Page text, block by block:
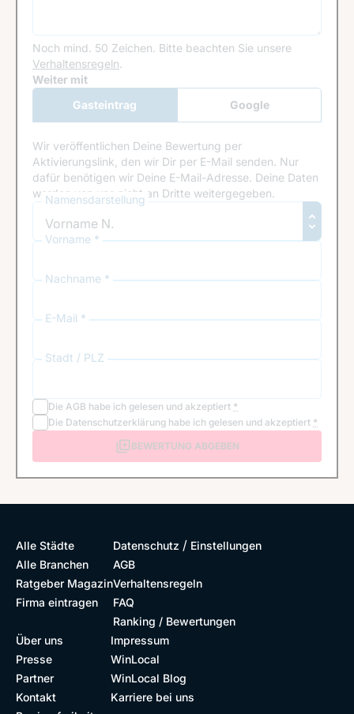
Noch mind. 50 Zeichen. Bitte beachten Sie unsere
Verhaltensregeln.
Google Recaptcha
Weiter mit
Gasteintrag
Google
Anmeldung
Wir veröffentlichen Deine Bewertung per
Aktivierungslink, den wir Dir per E-Mail senden. Nur
dafür benötigen wir Deine E-Mail-Adresse. Deine Daten
werden von uns nicht an Dritte weitergegeben.
Namensdarstellung
Vorname *
Nachname *
E-Mail *
Stadt / PLZ
Die AGB habe ich gelesen und akzeptiert *
Die Datenschutzerklärung habe ich gelesen und akzeptiert *
BEWERTUNG ABGEBEN
Alle Städte
Alle Branchen
Ratgeber Magazin
Firma eintragen
Datenschutz / Einstellungen
AGB
Verhaltensregeln
FAQ
Ranking / Bewertungen
Über uns
Presse
Partner
Kontakt
Impressum
WinLocal
WinLocal Blog
Karriere bei uns